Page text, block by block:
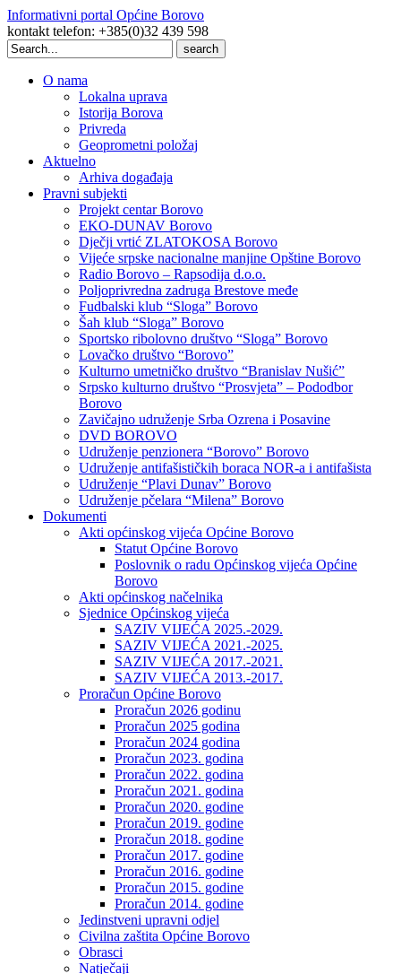
Informativni portal Općine Borovo
kontakt telefon: +385(0)32 439 598
Search
for:
O nama
Lokalna uprava
Istorija Borova
Privreda
Geoprometni položaj
Aktuelno
Arhiva događaja
Pravni subjekti
Projekt centar Borovo
EKO-DUNAV Borovo
Dječji vrtić ZLATOKOSA Borovo
Vijeće srpske nacionalne manjine Opštine Borovo
Radio Borovo – Rapsodija d.o.o.
Poljoprivredna zadruga Brestove međe
Fudbalski klub “Sloga” Borovo
Šah klub “Sloga” Borovo
Sportsko ribolovno društvo “Sloga” Borovo
Lovačko društvo “Borovo”
Kulturno umetničko društvo “Branislav Nušić”
Srpsko kulturno društvo “Prosvjeta” – Pododbor
Borovo
Zavičajno udruženje Srba Ozrena i Posavine
DVD BOROVO
Udruženje penzionera “Borovo” Borovo
Udruženje antifašističkih boraca NOR-a i antifašista
Udruženje “Plavi Dunav” Borovo
Udruženje pčelara “Milena” Borovo
Dokumenti
Akti općinskog vijeća Općine Borovo
Statut Općine Borovo
Poslovnik o radu Općinskog vijeća Općine
Borovo
Akti općinskog načelnika
Sjednice Općinskog vijeća
SAZIV VIJEĆA 2025.-2029.
SAZIV VIJEĆA 2021.-2025.
SAZIV VIJEĆA 2017.-2021.
SAZIV VIJEĆA 2013.-2017.
Proračun Općine Borovo
Proračun 2026 godinu
Proračun 2025 godina
Proračun 2024 godina
Proračun 2023. godina
Proračun 2022. godina
Proračun 2021. godina
Proračun 2020. godine
Proračun 2019. godine
Proračun 2018. godine
Proračun 2017. godine
Proračun 2016. godine
Proračun 2015. godine
Proračun 2014. godine
Jedinstveni upravni odjel
Civilna zaštita Općine Borovo
Obrasci
Natječaji